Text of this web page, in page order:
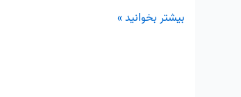
بیشتر بخوانید »